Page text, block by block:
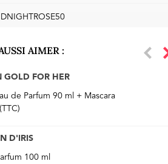
AIMER :
GOLD FOR HER
de Parfum 90 ml + Mascara
(TTC)
D'IRIS
100 ml